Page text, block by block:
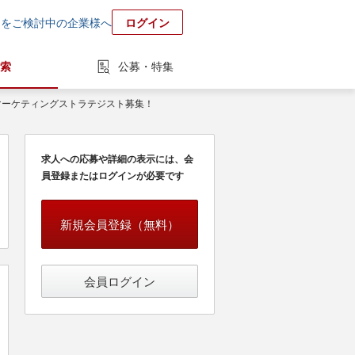
ご検討中の企業様へ ログイン
公募・特集
ケティングストラテジスト募集！
求人への応募や詳細の表示には、会
員登録またはログインが必要です
新規会員登録（無料）
会員ログイン